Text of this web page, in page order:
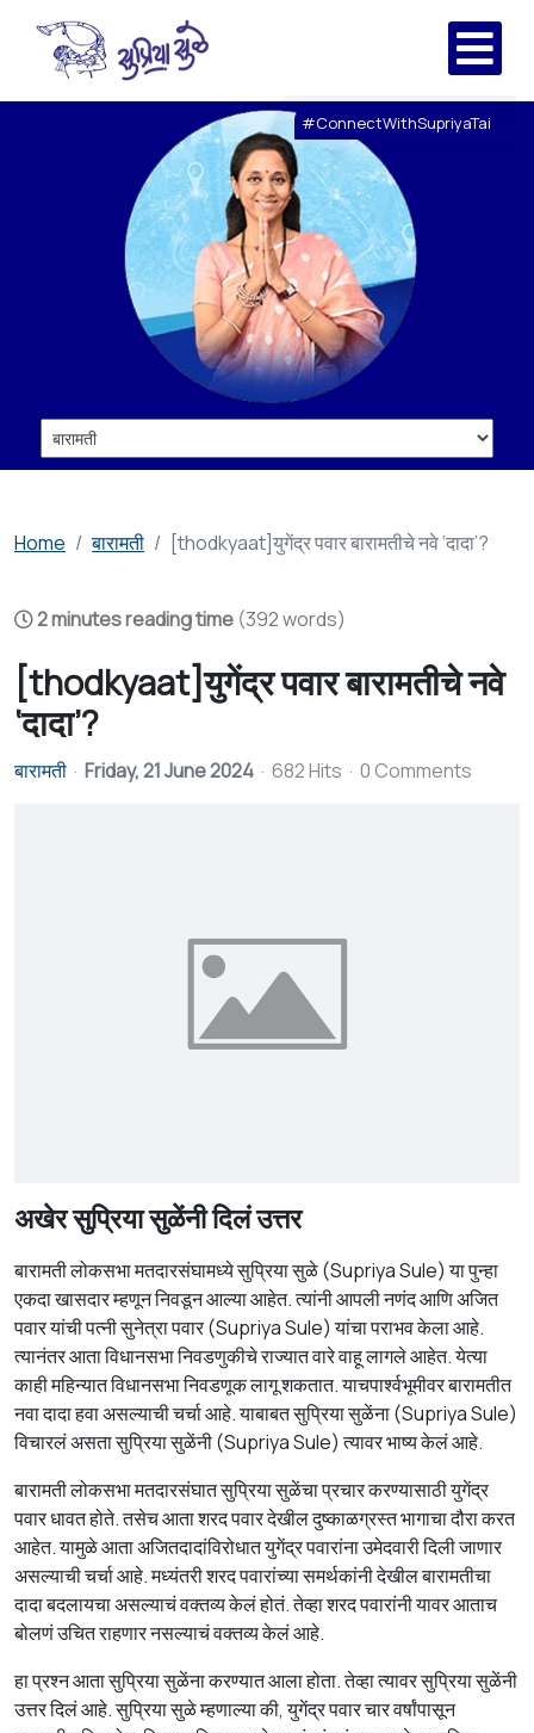
#ConnectWithSupriyaTai
Home बारामती [thodkyaat]युगेंद्र पवार बारामतीचे नवे ‘दादा’?
2 minutes reading time (392 words)
[thodkyaat]युगेंद्र पवार बारामतीचे नवे
‘दादा’?
बारामती Friday, 21 June 2024 682 Hits 0 Comments
अखेर सुप्रिया सुळेंनी दिलं उत्तर
बारामती लोकसभा मतदारसंघामध्ये सुप्रिया सुळे (Supriya Sule) या पुन्हा
एकदा खासदार म्हणून निवडून आल्या आहेत. त्यांनी आपली नणंद आणि अजित
पवार यांची पत्नी सुनेत्रा पवार (Supriya Sule) यांचा पराभव केला आहे.
त्यानंतर आता विधानसभा निवडणुकीचे राज्यात वारे वाहू लागले आहेत. येत्या
काही महिन्यात विधानसभा निवडणूक लागू शकतात. याचपार्श्वभूमीवर बारामतीत
नवा दादा हवा असल्याची चर्चा आहे. याबाबत सुप्रिया सुळेंना (Supriya Sule)
विचारलं असता सुप्रिया सुळेंनी (Supriya Sule) त्यावर भाष्य केलं आहे.
बारामती लोकसभा मतदारसंघात सुप्रिया सुळेंचा प्रचार करण्यासाठी युगेंद्र
पवार धावत होते. तसेच आता शरद पवार देखील दुष्काळग्रस्त भागाचा दौरा करत
आहेत. यामुळे आता अजितदादांविरोधात युगेंद्र पवारांना उमेदवारी दिली जाणार
असल्याची चर्चा आहे. मध्यंतरी शरद पवारांच्या समर्थकांनी देखील बारामतीचा
दादा बदलायचा असल्याचं वक्तव्य केलं होतं. तेव्हा शरद पवारांनी यावर आताच
बोलणं उचित राहणार नसल्याचं वक्तव्य केलं आहे.
हा प्रश्न आता सुप्रिया सुळेंना करण्यात आला होता. तेव्हा त्यावर सुप्रिया सुळेंनी
उत्तर दिलं आहे. सुप्रिया सुळे म्हणाल्या की, युगेंद्र पवार चार वर्षांपासून